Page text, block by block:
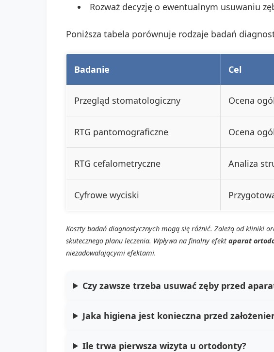
Rozważ decyzję o ewentualnym usuwaniu
Poniższa tabela porównuje rodzaje badań
Badanie Cel
Przegląd stomatologiczny Ocena
RTG pantomograficzne Ocena
RTG cefalometryczne Analiza
Cyfrowe wyciski
Koszty badań diagnostycznych mogą się różnić. Zależą od kliniki
skutecznego planu leczenia. Wpływa na finalny efektaparat
niezadowalającymi efektami.
Czy zawsze trzeba usuwać zęby przed
Jaka higiena jest konieczna przed
Ile trwa pierwsza wizyta u ortodonty?